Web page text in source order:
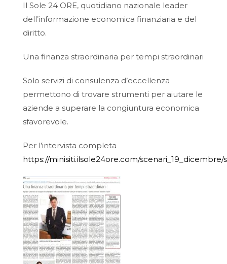
Il Sole 24 ORE, quotidiano nazionale leader
dell’informazione economica finanziaria e del
diritto.
Una finanza straordinaria per tempi straordinari
Solo servizi di consulenza d’eccellenza
permettono di trovare strumenti per aiutare le
aziende a superare la congiuntura economica
sfavorevole.
Per l’intervista completa
https://minisiti.ilsole24ore.com/